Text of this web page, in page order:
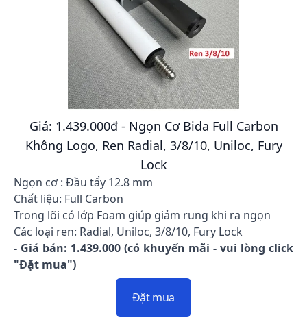
Giá: 1.439.000đ - Ngọn Cơ Bida Full Carbon
Không Logo, Ren Radial, 3/8/10, Uniloc, Fury
Lock
Ngọn cơ : Đầu tẩy 12.8 mm
Chất liệu: Full Carbon
Trong lõi có lớp Foam giúp giảm rung khi ra ngọn
Các loại ren: Radial, Uniloc, 3/8/10, Fury Lock
- Giá bán: 1.439.000 (có khuyến mãi - vui lòng click
"Đặt mua")
Đặt mua